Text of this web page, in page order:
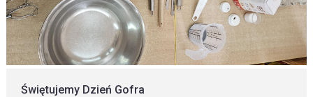
Świętujemy Dzień Gofra